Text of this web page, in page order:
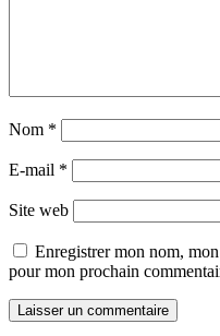
Nom *
E-mail *
Site web
Enregistrer mon nom,
pour mon prochain